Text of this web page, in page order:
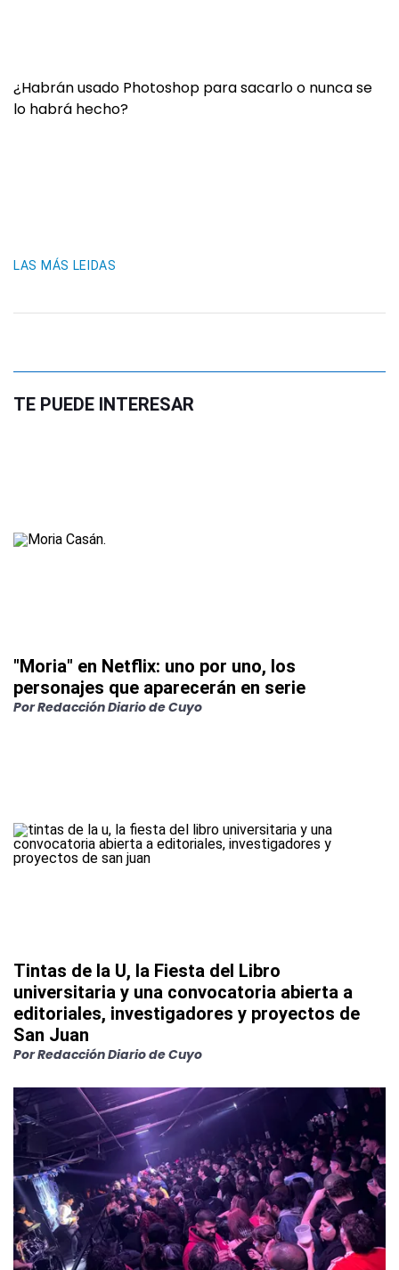
¿Habrán usado Photoshop para sacarlo o nunca se
lo habrá hecho?
LAS MÁS LEIDAS
TE PUEDE INTERESAR
"Moria" en Netflix: uno por uno, los
personajes que aparecerán en serie
PorRedacción Diario de Cuyo
Tintas de la U, la Fiesta del Libro
universitaria y una convocatoria abierta a
editoriales, investigadores y proyectos de
San Juan
PorRedacción Diario de Cuyo